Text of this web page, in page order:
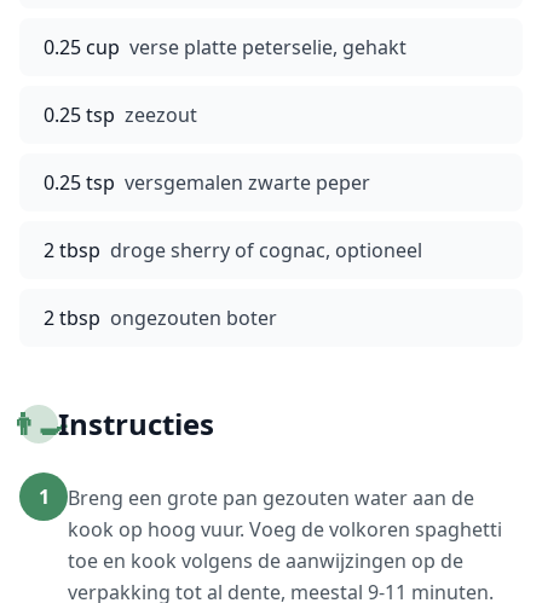
0.25 cup verse platte peterselie, gehakt
0.25 tsp zeezout
0.25 tsp versgemalen zwarte peper
2 tbsp droge sherry of cognac, optioneel
2 tbsp ongezouten boter
👨‍🍳Instructies
1
Breng een grote pan gezouten water aan de
kook op hoog vuur. Voeg de volkoren spaghetti
toe en kook volgens de aanwijzingen op de
verpakking tot al dente, meestal 9-11 minuten.